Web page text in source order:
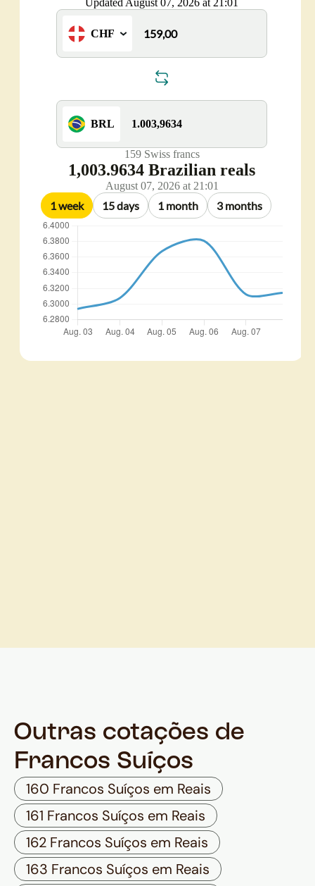
Outras cotações de
Francos Suíços
160 Francos Suíços em Reais
161 Francos Suíços em Reais
162 Francos Suíços em Reais
163 Francos Suíços em Reais